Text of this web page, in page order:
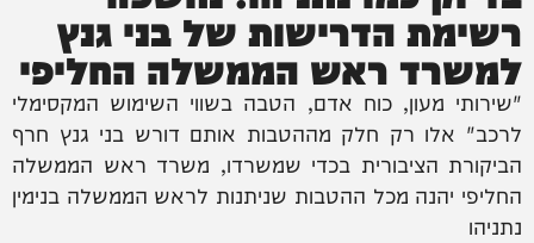
רשימת הדרישות של בני גנץ
למשרד ראש הממשלה החליפי
"שירותי מעון, כוח אדם, הטבה בשווי השימוש המקסימלי
לרכב" אלו רק חלק מההטבות אותם דורש בני גנץ חרף
הביקורת הציבורית בכדי שמשרדו, משרד ראש הממשלה
החליפי יהנה מכל ההטבות שניתנות לראש הממשלה בנימין
נתניהו